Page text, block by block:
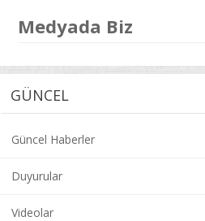
Medyada Biz
GÜNCEL
Güncel Haberler
Duyurular
Videolar